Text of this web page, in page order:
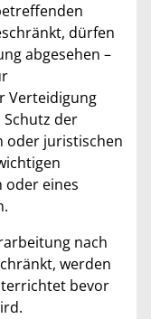
dürfen
abgesehen –
Verteidigung
der
oder juristischen
oder eines
nach
werden
bevor